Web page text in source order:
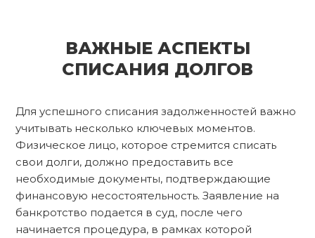
ВАЖНЫЕ АСПЕКТЫ
СПИСАНИЯ ДОЛГОВ
Для успешного списания задолженностей важно
учитывать несколько ключевых моментов.
Физическое лицо, которое стремится списать
свои долги, должно предоставить все
необходимые документы, подтверждающие
финансовую несостоятельность. Заявление на
банкротство подается в суд, после чего
начинается процедура, в рамках которой